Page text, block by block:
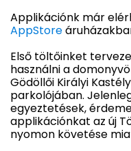
Applikációnk már
AppStore
Első töltőinket
használni a
Gödöllői Királyi
parkolójában.
egyeztetések,
applikációnkat az új
nyomon követése